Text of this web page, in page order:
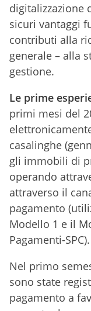
digitalizzazione
sicuri vantaggi
contributi alla
generale – alla
gestione.
Le prime
primi mesi del
casalinghe
gli immobili di
operando
attraverso il
pagamento
Modello 1 e il
Pagamenti-SPC).
Nel primo
sono state
pagamento a